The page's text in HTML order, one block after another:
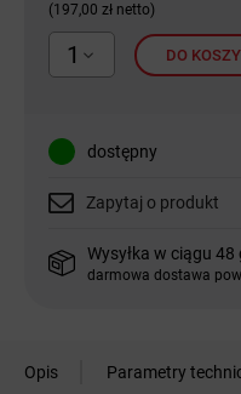
(197,00 zł netto)
1 DO
dostępny
Zapytaj o produkt
Wysyłka w ciągu 48
darmowa dostawa
Opis Parametry